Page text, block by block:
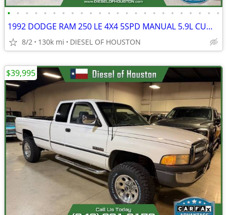
• • • • • • • • • • • • • • • • • • • • • • • •
1992 DODGE RAM 250 LE 4X4 5SPD MANUAL 5.9L CUMMINS 12V DIESEL
8/2 130k mi DIESEL OF HOUSTON
$39,995